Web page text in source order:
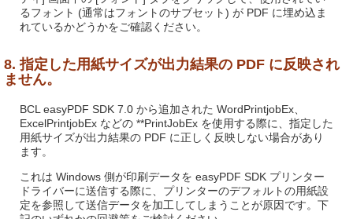
るフォント (通常はフォントのサブセット) が PDF に埋め込ま
れているかどうかをご確認ください。
8. 指定した用紙サイズが出力結果の PDF に反映され
ません。
BCL easyPDF SDK 7.0 から追加された WordPrintjobEx、
ExcelPrintjobEx などの **PrintJobEx を使用する際に、指定した
用紙サイズが出力結果の PDF に正しく反映しない場合があり
ます。
これは Windows 側が印刷データを easyPDF SDK プリンター
ドライバーに送信する際に、プリンターのデフォルトの用紙設
定を参照して送信データを加工してしまうことが原因です。下